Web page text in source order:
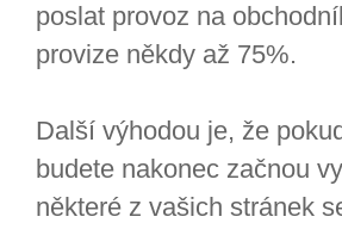
poslat provoz na
provize někdy až 75%.
Další výhodou je, že
budete nakonec začnou
některé z vašich stránek